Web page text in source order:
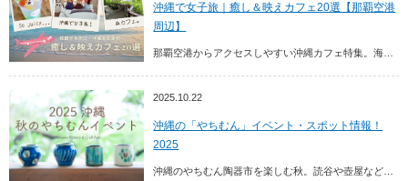
沖縄で女子旅｜癒し＆映えカフェ20選【那覇空港
周辺】
2025.10.22
沖縄の「やちむん」イベント・スポット情報！
2025
沖縄のやちむん陶器市を楽しむ秋。読谷や壺屋などで開かれるやちむんイベントや、海辺のやちむん市を紹介。お気に入りの器を探しに出かけよう！